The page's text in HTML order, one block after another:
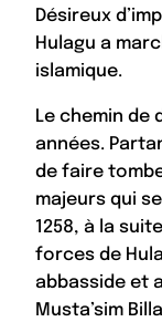
Désireux
Hulagu a
islamique.
Le chemin de
années.
de faire
majeurs qui
1258, à la
forces de
abbasside et
Musta’sim